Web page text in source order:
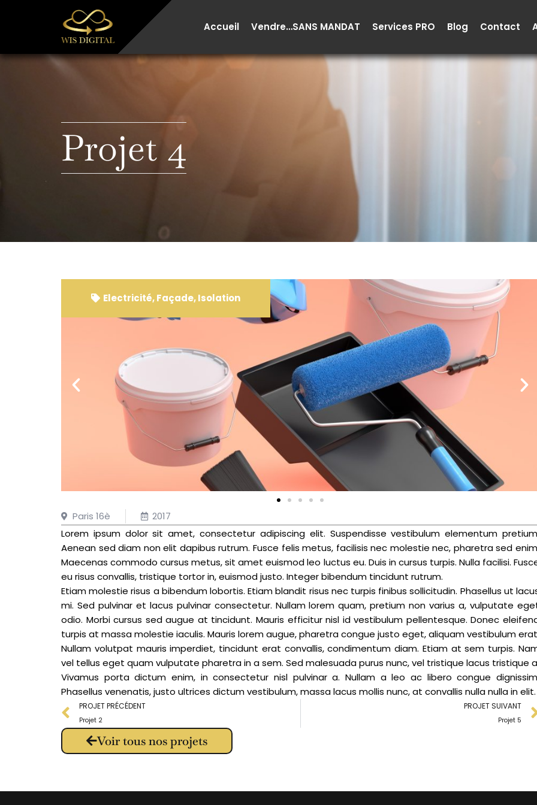
Accueil Vendre…SANS MANDAT Services PRO Blog Contact
Projet 4
Electricité,Façade,Isolation
Paris 16è
2017
Lorem ipsum dolor sit amet, consectetur adipiscing elit. Suspendisse vestibulum elementum
Aenean sed diam non elit dapibus rutrum. Fusce felis metus, facilisis nec molestie nec, pharetra sed
Maecenas commodo cursus metus, sit amet euismod leo luctus eu. Duis in cursus turpis. Nulla facilisi.
eu risus convallis, tristique tortor in, euismod justo. Integer bibendum tincidunt rutrum.
Etiam molestie risus a bibendum lobortis. Etiam blandit risus nec turpis finibus sollicitudin. Phasellus ut
mi. Sed pulvinar et lacus pulvinar consectetur. Nullam lorem quam, pretium non varius a, vulputate
odio. Morbi cursus sed augue at tincidunt. Mauris efficitur nisl id vestibulum pellentesque. Donec
turpis at massa molestie iaculis. Mauris lorem augue, pharetra congue justo eget, aliquam vestibulum
Nullam volutpat mauris imperdiet, tincidunt erat convallis, condimentum diam. Etiam at sem turpis.
vel tellus eget quam vulputate pharetra in a sem. Sed malesuada purus nunc, vel tristique lacus tristique
Vivamus porta dictum enim, in consectetur nisl pulvinar a. Nullam a leo ac libero congue
Phasellus venenatis, justo ultrices dictum vestibulum, massa lacus mollis nunc, at convallis nulla nulla in elit.
Précédent
PROJET PRÉCÉDENT
Projet 2
PROJET SUIVANT
Projet 5
Voir tous nos projets